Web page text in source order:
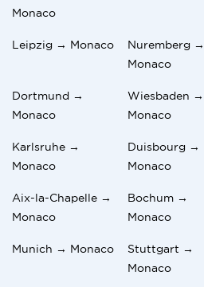
Monaco
Leipzig → Monaco
Nuremberg →
Monaco
Dortmund →
Monaco
Wiesbaden →
Monaco
Karlsruhe →
Monaco
Duisbourg →
Monaco
Aix-la-Chapelle →
Monaco
Bochum →
Monaco
Munich → Monaco
Stuttgart →
Monaco